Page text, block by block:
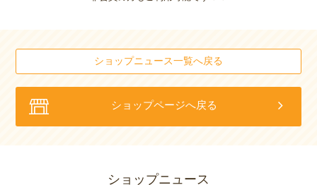
ショップニュース一覧へ戻る
ショップページへ戻る
ショップニュース